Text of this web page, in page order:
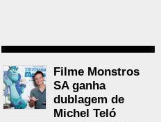
Filme Monstros
SA ganha
dublagem de
Michel Teló